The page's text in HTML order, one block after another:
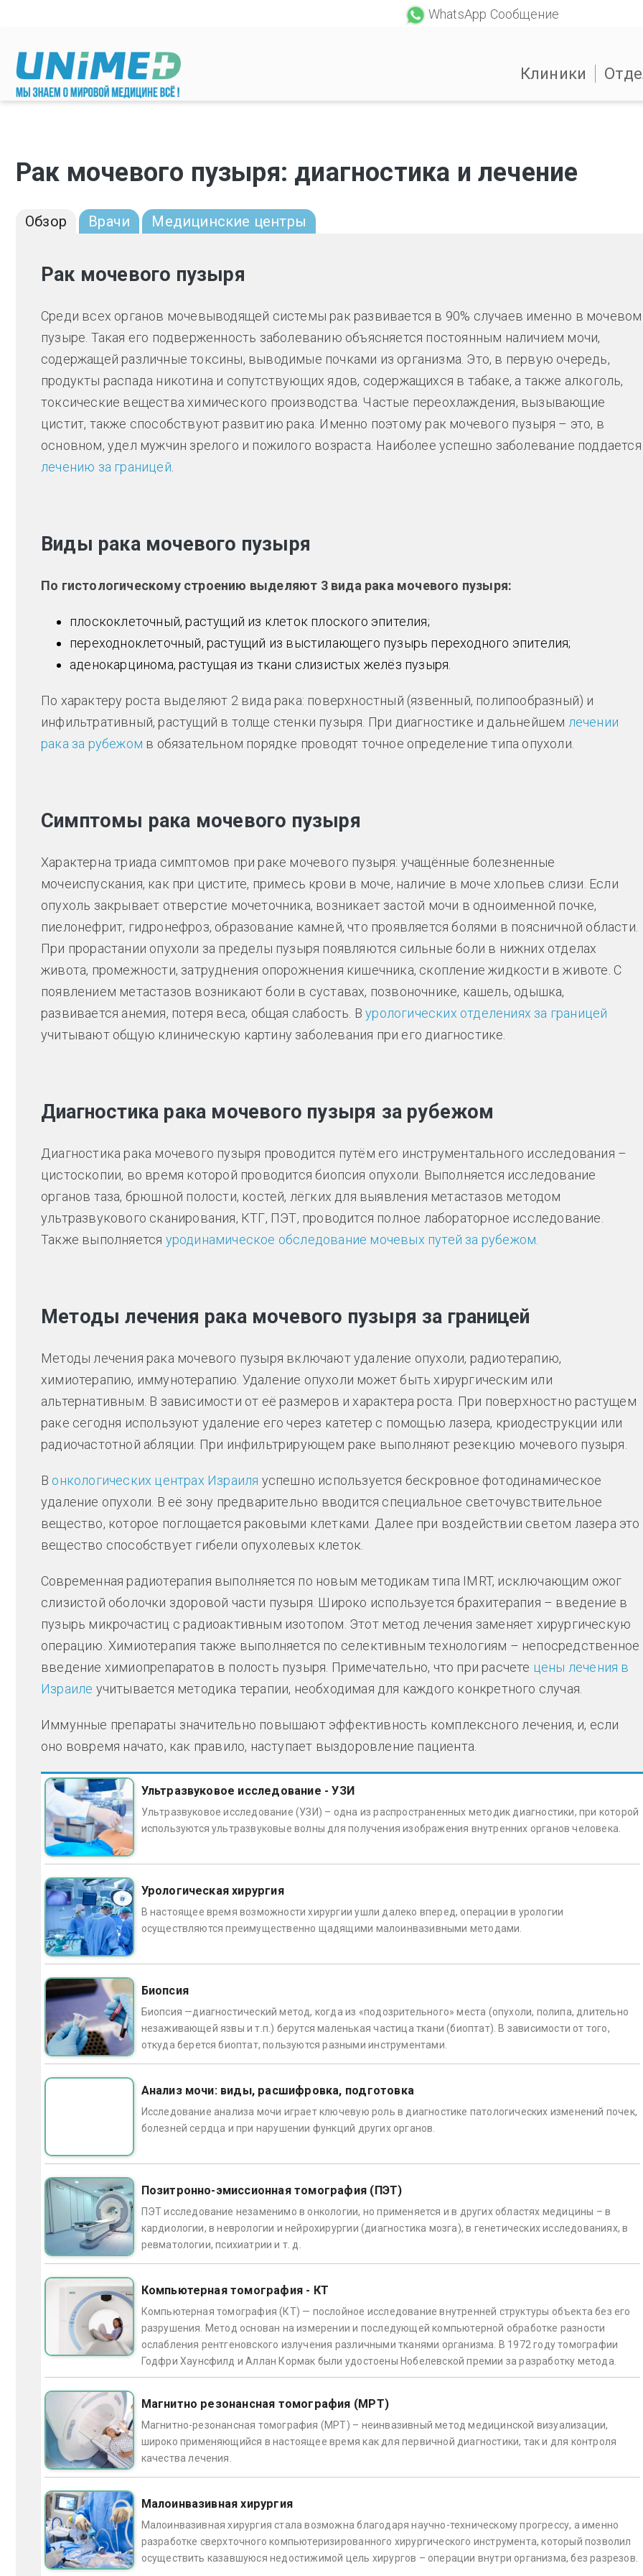
WhatsApp Сообщение
Клиники
Рак мочевого пузыря: диагностика и лечение
Обзор Врачи Медицинские центры
Рак мочевого пузыря
Среди всех органов мочевыводящей системы рак развивается в 90% случаев именно в мочевом
пузыре. Такая его подверженность заболеванию объясняется постоянным наличием мочи,
содержащей различные токсины, выводимые почками из организма. Это, в первую очередь,
продукты распада никотина и сопутствующих ядов, содержащихся в табаке, а также алкоголь,
токсические вещества химического производства. Частые переохлаждения, вызывающие
цистит, также способствуют развитию рака. Именно поэтому рак мочевого пузыря – это, в
основном, удел мужчин зрелого и пожилого возраста. Наиболее успешно заболевание поддается
лечению за границей.
Виды рака мочевого пузыря
По гистологическому строению выделяют 3 вида рака мочевого пузыря:
плоскоклеточный, растущий из клеток плоского эпителия;
переходноклеточный, растущий из выстилающего пузырь переходного эпителия;
аденокарцинома, растущая из ткани слизистых желёз пузыря.
По характеру роста выделяют 2 вида рака: поверхностный (язвенный, полипообразный) и
инфильтративный, растущий в толще стенки пузыря. При диагностике и дальнейшем лечении
рака за рубежом в обязательном порядке проводят точное определение типа опухоли.
Симптомы рака мочевого пузыря
Характерна триада симптомов при раке мочевого пузыря: учащённые болезненные
мочеиспускания, как при цистите, примесь крови в моче, наличие в моче хлопьев слизи. Если
опухоль закрывает отверстие мочеточника, возникает застой мочи в одноименной почке,
пиелонефрит, гидронефроз, образование камней, что проявляется болями в поясничной области.
При прорастании опухоли за пределы пузыря появляются сильные боли в нижних отделах
живота, промежности, затруднения опорожнения кишечника, скопление жидкости в животе. С
появлением метастазов возникают боли в суставах, позвоночнике, кашель, одышка,
развивается анемия, потеря веса, общая слабость. Вурологических отделениях за границей
учитывают общую клиническую картину заболевания при его диагностике.
Диагностика рака мочевого пузыря за рубежом
Диагностика рака мочевого пузыря проводится путём его инструментального исследования –
цистоскопии, во время которой проводится биопсия опухоли. Выполняется исследование
органов таза, брюшной полости, костей, лёгких для выявления метастазов методом
ультразвукового сканирования, КТГ, ПЭТ, проводится полное лабораторное исследование.
Также выполняется уродинамическое обследование мочевых путей за рубежом.
Методы лечения рака мочевого пузыря за границей
Методы лечения рака мочевого пузыря включают удаление опухоли, радиотерапию,
химиотерапию, иммунотерапию. Удаление опухоли может быть хирургическим или
альтернативным. В зависимости от её размеров и характера роста. При поверхностно растущем
раке сегодня используют удаление его через катетер с помощью лазера, криодеструкции или
радиочастотной абляции. При инфильтрирующем раке выполняют резекцию мочевого пузыря.
В онкологических центрах Израиля успешно используется бескровное фотодинамическое
удаление опухоли. В её зону предварительно вводится специальное светочувствительное
вещество, которое поглощается раковыми клетками. Далее при воздействии светом лазера это
вещество способствует гибели опухолевых клеток.
Современная радиотерапия выполняется по новым методикам типа IMRT, исключающим ожог
слизистой оболочки здоровой части пузыря. Широко используется брахитерапия – введение в
пузырь микрочастиц с радиоактивным изотопом. Этот метод лечения заменяет хирургическую
операцию. Химиотерапия также выполняется по селективным технологиям – непосредственное
введение химиопрепаратов в полость пузыря. Примечательно, что при расчете цены лечения в
Израиле учитывается методика терапии, необходимая для каждого конкретного случая.
Иммунные препараты значительно повышают эффективность комплексного лечения, и, если
оно вовремя начато, как правило, наступает выздоровление пациента.
Ультразвуковое исследование - УЗИ
Ультразвуковое исследование (УЗИ) – одна из распространенных методик диагностики, при которой
используются ультразвуковые волны для получения изображения внутренних органов человека.
Урологическая хирургия
В настоящее время возможности хирургии ушли далеко вперед, операции в урологии
осуществляются преимущественно щадящими малоинвазивными методами.
Биопсия
Биопсия —диагностический метод, когда из «подозрительного» места (опухоли, полипа, длительно
незаживающей язвы и т.п.) берутся маленькая частица ткани (биоптат). В зависимости от того,
откуда берется биоптат, пользуются разными инструментами.
Анализ мочи: виды, расшифровка, подготовка
Исследование анализа мочи играет ключевую роль в диагностике патологических изменений почек,
болезней сердца и при нарушении функций других органов.
Позитронно-эмиссионная томография (ПЭТ)
ПЭТ исследование незаменимо в онкологии, но применяется и в других областях медицины – в
кардиологии, в неврологии и нейрохирургии (диагностика мозга), в генетических исследованиях, в
ревматологии, психиатрии и т. д.
Компьютерная томография - КТ
Компьютерная томография (КТ) — послойное исследование внутренней структуры объекта без его
разрушения. Метод основан на измерении и последующей компьютерной обработке разности
ослабления рентгеновского излучения различными тканями организма. В 1972 году томографии
Годфри Хаунсфилд и Аллан Кормак были удостоены Нобелевской премии за разработку метода.
Магнитно резонансная томография (МРТ)
Магнитно-резонансная томография (МРТ) – неинвазивный метод медицинской визуализации,
широко применяющийся в настоящее время как для первичной диагностики, так и для контроля
качества лечения.
Малоинвазивная хирургия
Малоинвазивная хирургия стала возможна благодаря научно-техническому прогрессу, а именно
разработке сверхточного компьютеризированного хирургического инструмента, который позволил
осуществить казавшуюся недостижимой цель хирургов – операции внутри организма, без разрезов.